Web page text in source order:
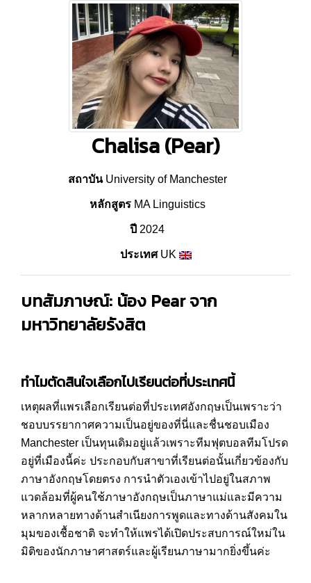
Chalisa (Pear)
สถาบันUniversity of Manchester
หลักสูตรMA Linguistics
ปี 2024
ประเทศUK
บทสัมภาษณ์: น้อง Pear จาก
มหาวิทยาลัยรังสิต
ทำไมตัดสินใจเลือกไปเรียนต่อที่ประเทศนี้
เหตุผลที่แพรเลือกเรียนต่อที่ประเทศอังกฤษเป็นเพราะว่า
ชอบบรรยากาศความเป็นอยู่ของที่นี่และชื่นชอบเมือง
Manchester เป็นทุนเดิมอยู่แล้วเพราะทีมฟุตบอลทีมโปรด
อยู่ที่เมืองนี้ค่ะ ประกอบกับสาขาที่เรียนต่อนั้นเกี่ยวข้องกับ
ภาษาอังกฤษโดยตรง การนำตัวเองเข้าไปอยู่ในสภาพ
แวดล้อมที่ผู้คนใช้ภาษาอังกฤษเป็นภาษาแม่และมีความ
หลากหลายทางด้านสำเนียงการพูดและทางด้านสังคมใน
มุมของเชื้อชาติ จะทำให้แพรได้เปิดประสบการณ์ใหม่ใน
มิติของนักภาษาศาสตร์และผู้เรียนภาษามากยิ่งขึ้นค่ะ